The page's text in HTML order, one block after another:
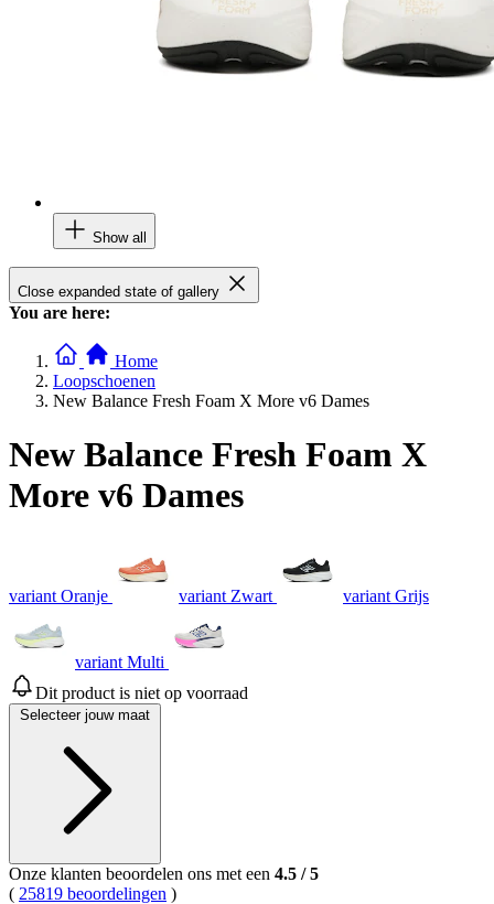
Show all
Close expanded state of gallery
You are here:
Home
Loopschoenen
New Balance Fresh Foam X More v6 Dames
New Balance Fresh Foam X
More v6 Dames
variant Oranje variant Zwart variant Grijs
variant Multi
Dit product is niet op voorraad
Selecteer jouw maat
Onze klanten beoordelen ons met een 4.5 /5
( 25819 beoordelingen )